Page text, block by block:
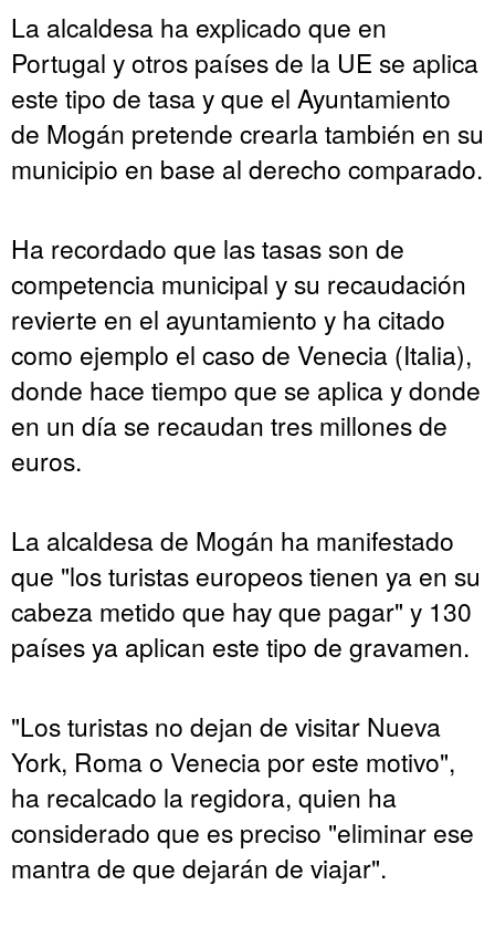
La alcaldesa ha explicado que en
Portugal y otros países de la UE se aplica
este tipo de tasa y que el Ayuntamiento
de Mogán pretende crearla también en su
municipio en base al derecho comparado.
Ha recordado que las tasas son de
competencia municipal y su recaudación
revierte en el ayuntamiento y ha citado
como ejemplo el caso de Venecia (Italia),
donde hace tiempo que se aplica y donde
en un día se recaudan tres millones de
euros.
La alcaldesa de Mogán ha manifestado
que "los turistas europeos tienen ya en su
cabeza metido que hay que pagar" y 130
países ya aplican este tipo de gravamen.
"Los turistas no dejan de visitar Nueva
York, Roma o Venecia por este motivo",
ha recalcado la regidora, quien ha
considerado que es preciso "eliminar ese
mantra de que dejarán de viajar".